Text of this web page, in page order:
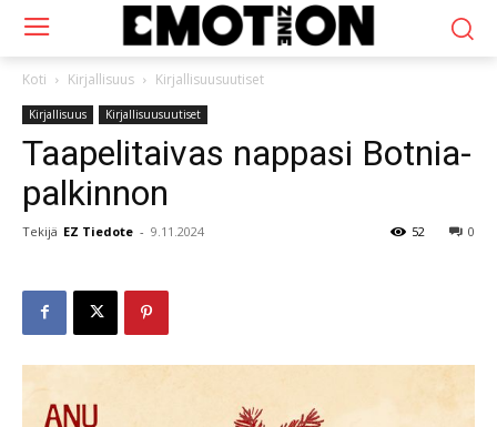
Koti Kirjallisuus Kirjallisuusuutiset
Kirjallisuus Kirjallisuusuutiset
Taapelitaivas nappasi Botnia-
palkinnon
Tekijä EZ Tiedote - 9.11.2024 0
52